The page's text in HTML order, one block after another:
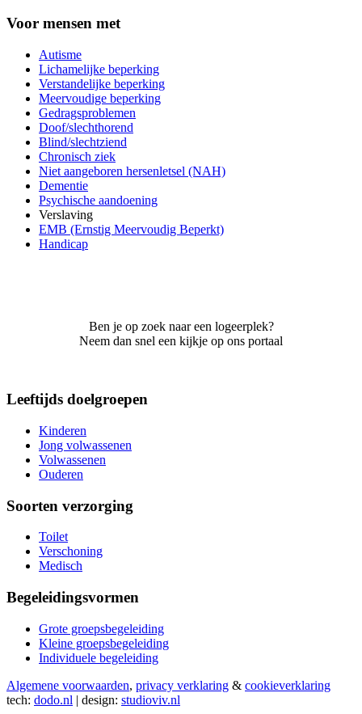
Voor mensen met
Autisme
Lichamelijke beperking
Verstandelijke beperking
Meervoudige beperking
Gedragsproblemen
Doof/slechthorend
Blind/slechtziend
Chronisch ziek
Niet aangeboren hersenletsel (NAH)
Dementie
Psychische aandoening
Verslaving
EMB (Ernstig Meervoudig Beperkt)
Handicap
Ben je op zoek naar een logeerplek?
Neem dan snel een kijkje op ons portaal
Leeftijds doelgroepen
Kinderen
Jong volwassenen
Volwassenen
Ouderen
Soorten verzorging
Toilet
Verschoning
Medisch
Begeleidingsvormen
Grote groepsbegeleiding
Kleine groepsbegeleiding
Individuele begeleiding
Algemene voorwaarden, privacy verklaring & cookieverklaring
tech: dodo.nl | design: studioviv.nl